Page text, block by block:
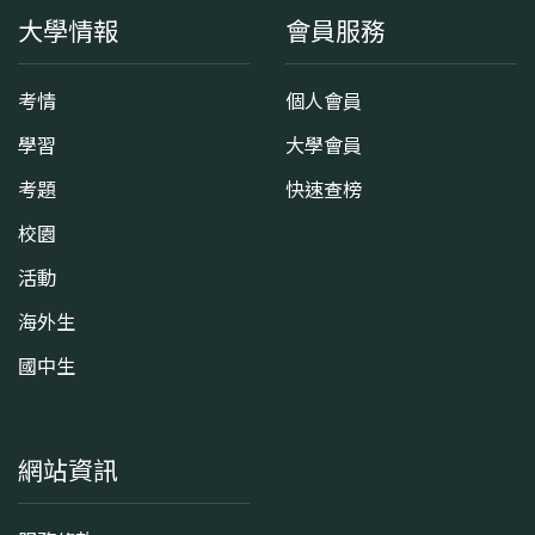
大學情報
考情
學習
考題
校園
活動
海外生
國中生
會員服務
個人會員
大學會員
快速查榜
網站資訊